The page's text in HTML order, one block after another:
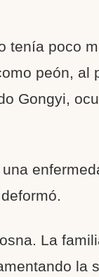
tenía poco
peón, al
Gongyi,
La
la